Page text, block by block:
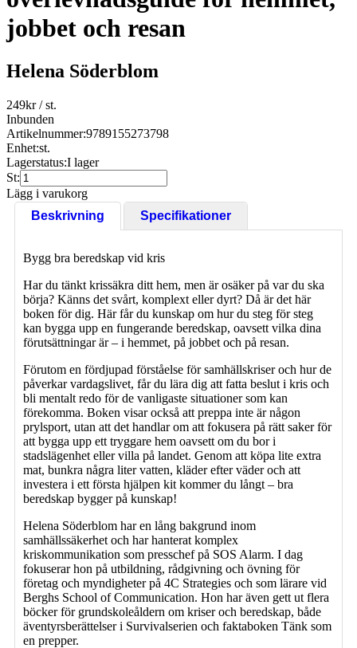
jobbet och resan
Helena Söderblom
249kr/ st.
Inbunden
Artikelnummer:9789155273798
Enhet:st.
Lagerstatus:I lager
St:
Lägg i varukorg
Beskrivning
Specifikationer
Bygg bra beredskap vid kris
Har du tänkt krissäkra ditt hem, men är osäker på var du ska
börja? Känns det svårt, komplext eller dyrt? Då är det här
boken för dig. Här får du kunskap om hur du steg för steg
kan bygga upp en fungerande beredskap, oavsett vilka dina
förutsättningar är – i hemmet, på jobbet och på resan.
Förutom en fördjupad förståelse för samhällskriser och hur de
påverkar vardagslivet, får du lära dig att fatta beslut i kris och
bli mentalt redo för de vanligaste situationer som kan
förekomma. Boken visar också att preppa inte är någon
prylsport, utan att det handlar om att fokusera på rätt saker för
att bygga upp ett tryggare hem oavsett om du bor i
stadslägenhet eller villa på landet. Genom att köpa lite extra
mat, bunkra några liter vatten, kläder efter väder och att
investera i ett första hjälpen kit kommer du långt – bra
beredskap bygger på kunskap!
Helena Söderblom har en lång bakgrund inom
samhällssäkerhet och har hanterat komplex
kriskommunikation som presschef på SOS Alarm. I dag
fokuserar hon på utbildning, rådgivning och övning för
företag och myndigheter på 4C Strategies och som lärare vid
Berghs School of Communication. Hon har även gett ut flera
böcker för grundskoleåldern om kriser och beredskap, både
äventyrsberättelser i Survivalserien och faktaboken Tänk som
en prepper.